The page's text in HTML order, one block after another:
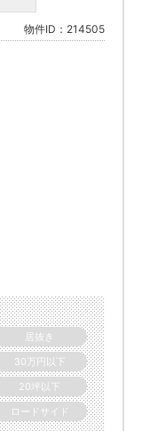
物件ID：214505
居抜き
30万円以下
20坪以下
ロードサイド